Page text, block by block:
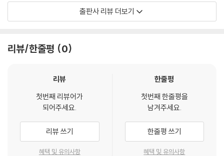
의 계획을 세웁니다. 이때 세운 인생 계획을 손정의는 하나씩 이루어 갑니
만 그는 곧 개인용 컴퓨터의 시대가 열릴 것이라 예상했습니다. 그리고 거
퓨터 시대에 다양한 응용 프로그램인 소프트웨어가 중요해질 것이라 생각
람들은 미래를 크게 앞서가는 그를 무모하다고 말했지만 그는 다른 사람들
이 불가능하다고 생각하는 일에 과감히 도전했고 끝없는 노력과 포기하지
않는 의지로 목표를 이루어 냈습니다. 그 결과 현재 소프트뱅크는 일본 최
대의 IT(정보 통신 기술) 그룹으로 자리 잡았습니다.
지금 손정의는 일본을 넘어 전 아시아에서 환경과 미래를 생각하는 신 재
출판사 리뷰 더보기
리뷰/한줄평 0
리뷰
첫번째 리뷰어가
되어주세요.
리뷰 쓰기
혜택 및 유의사항
한줄평
첫번째 한줄평을
남겨주세요.
한줄평 쓰기
혜택 및 유의사항